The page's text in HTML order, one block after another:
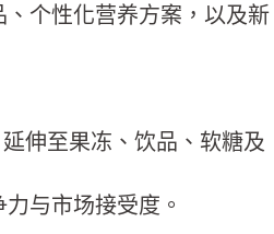
个性化营养方案，以及新
伸至果冻、饮品、软糖及
与市场接受度。